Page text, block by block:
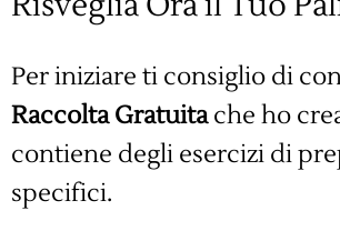
Per iniziare ti consiglio di
Raccolta Gratuitache ho
contiene degli esercizi di
specifici.